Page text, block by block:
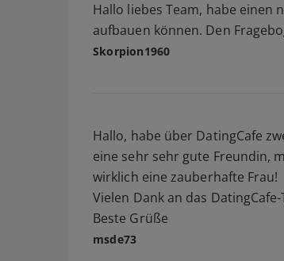
Hallo liebes Team, habe einen
aufbauen können. Den
Skorpion1960
Hallo, habe über DatingCafe
eine sehr sehr gute Freundin,
wirklich eine zauberhafte Frau!
Vielen Dank an das DatingCafe-
Beste Grüße
msde73